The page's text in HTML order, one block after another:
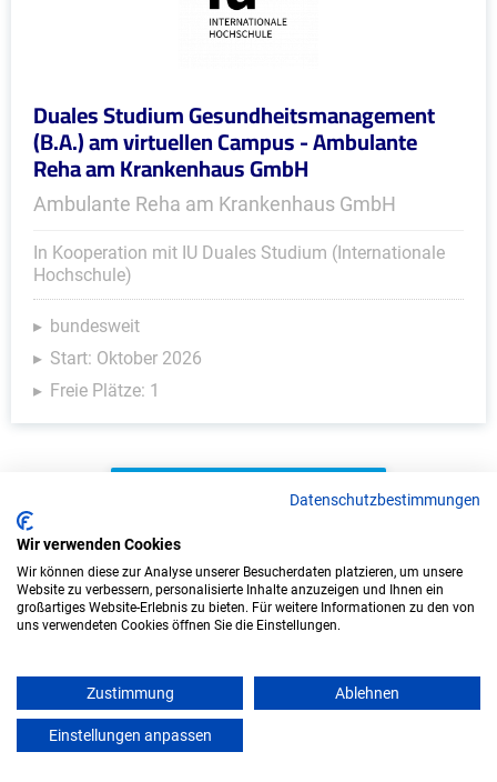
Duales Studium Gesundheitsmanagement
(B.A.) am virtuellen Campus - Ambulante
Reha am Krankenhaus GmbH
Ambulante Reha am Krankenhaus GmbH
In Kooperation mit IU Duales Studium (Internationale
Hochschule)
bundesweit
Start: Oktober 2026
Freie Plätze: 1
Weitere Ausbildungsplätze
Handwerk - Ausbildungsplätze
Datenschutzbestimmungen
Wir verwenden Cookies
Wir können diese zur Analyse unserer Besucherdaten platzieren, um unsere
Website zu verbessern, personalisierte Inhalte anzuzeigen und Ihnen ein
großartiges Website-Erlebnis zu bieten. Für weitere Informationen zu den von
uns verwendeten Cookies öffnen Sie die Einstellungen.
Zustimmung Ablehnen
Einstellungen anpassen